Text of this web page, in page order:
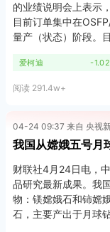
的业绩说明会上表示
目前订单集中在
量产（状态）阶段。
爱柯迪 -
阅读 291.4w+
04-24 09:37 来自 央视
我国从嫦娥五号月
财联社4月24日电，
品研究最新成果。我
物：镁嫦娥石和铈嫦
石，主要产出于月球